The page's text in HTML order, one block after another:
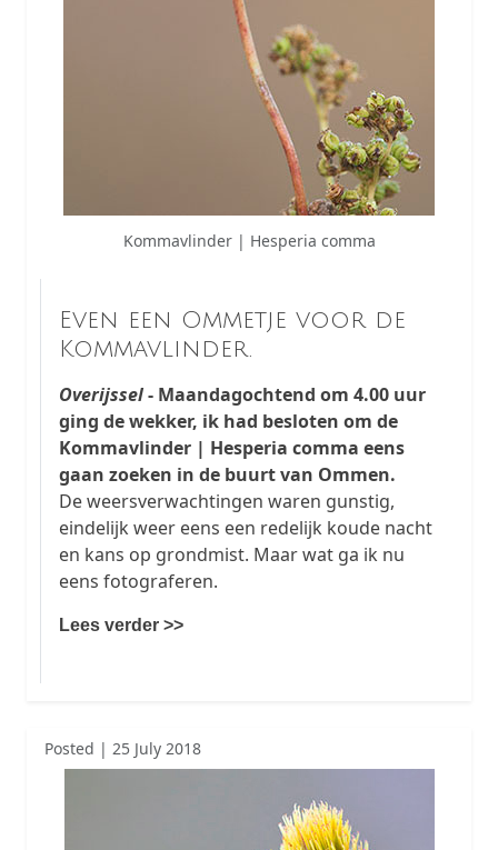
Kommavlinder | Hesperia comma
Even een Ommetje voor de
Kommavlinder.
Overijssel- Maandagochtend om 4.00 uur
ging de wekker, ik had besloten om de
Kommavlinder | Hesperia comma eens
gaan zoeken in de buurt van Ommen.
De weersverwachtingen waren gunstig,
eindelijk weer eens een redelijk koude nacht
en kans op grondmist. Maar wat ga ik nu
eens fotograferen.
Lees verder >>
Posted | 25 July 2018